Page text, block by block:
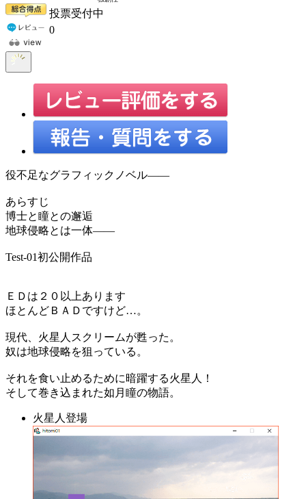
投票受付中
0
役不足なグラフィックノベル――
あらすじ
博士と瞳との邂逅
地球侵略とは一体――
Test-01初公開作品
ＥＤは２０以上あります
ほとんどＢＡＤですけど…。
現代、火星人スクリームが甦った。
奴は地球侵略を狙っている。
それを食い止めるために暗躍する火星人！
そして巻き込まれた如月瞳の物語。
火星人登場